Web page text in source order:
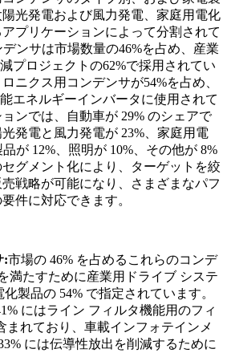
光発電および風力発電、家庭用電化
プリケーションによって分割されて
ンサは市場数量の46%を占め、産業
プロジェクトの62%で採用されてい
ニクス用コンデンサが54%を占め、
エネルギーインバータに使用されて
ンでは、自動車が 29% のシェアで
発電と風力発電が 23%、家庭用電
が 12%、照明が 10%、その他が 8%
グメント化により、ターゲットを絞
戦略が可能になり、さまざまなパフ
件に対応できます。
:市場の 46% を占めるこれらのコンデ
満たすために産業用ドライブ システ
製品の 54% で指定されています。
にはライン フィルタ機能用のフィ
まれており、車載インフォテインメ
には伝導性放出を削減するために